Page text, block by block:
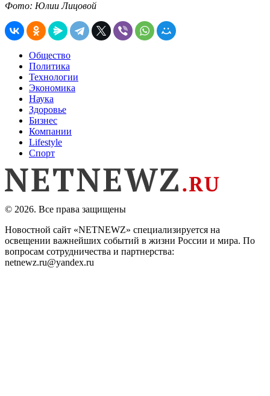
Фото: Юлии Лицовой
Общество
Политика
Технологии
Экономика
Наука
Здоровье
Бизнес
Компании
Lifestyle
Спорт
© 2026. Все права защищены
Новостной сайт «NETNEWZ» специализируется на
освещении важнейших событий в жизни России и мира. По
вопросам сотрудничества и партнерства:
netnewz.ru@yandex.ru